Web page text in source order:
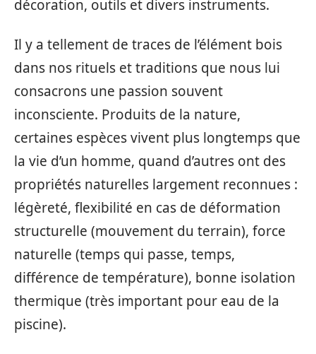
décoration, outils et divers instruments.
Il y a tellement de traces de l’élément bois
dans nos rituels et traditions que nous lui
consacrons une passion souvent
inconsciente. Produits de la nature,
certaines espèces vivent plus longtemps que
la vie d’un homme, quand d’autres ont des
propriétés naturelles largement reconnues :
légèreté, flexibilité en cas de déformation
structurelle (mouvement du terrain), force
naturelle (temps qui passe, temps,
différence de température), bonne isolation
thermique (très important pour eau de la
piscine).